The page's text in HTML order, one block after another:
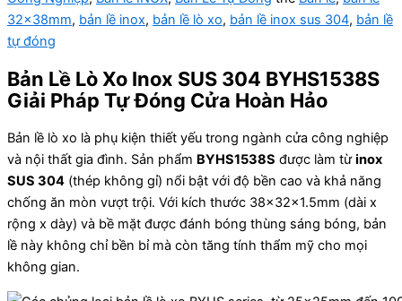
32x38mm, bản lề inox, bản lề lò xo, bản lề inox sus 304, bản lề
tự đóng
Bản Lề Lò Xo Inox SUS 304 BYHS1538S
Giải Pháp Tự Đóng Cửa Hoàn Hảo
Bản lề lò xo là phụ kiện thiết yếu trong ngành cửa công nghiệp
và nội thất gia đình. Sản phẩm BYHS1538S được làm từinox
SUS 304 (thép không gỉ) nổi bật với độ bền cao và khả năng
chống ăn mòn vượt trội. Với kích thước 38x32x1.5mm (dài x
rộng x dày) và bề mặt được đánh bóng thùng sáng bóng, bản
lề này không chỉ bền bỉ mà còn tăng tính thẩm mỹ cho mọi
không gian.